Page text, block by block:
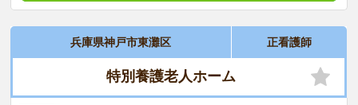
兵庫県神戸市東灘区 正看護師
特別養護老人ホーム